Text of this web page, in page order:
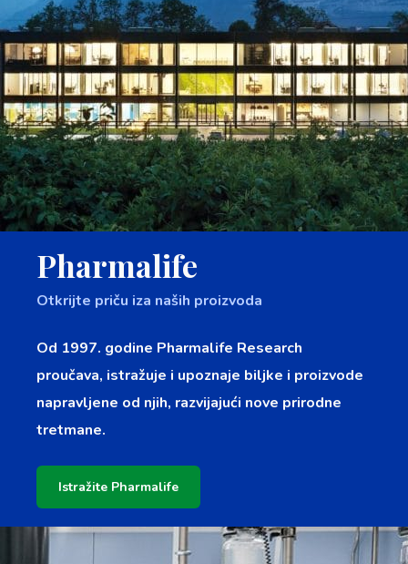
Pharmalife
Otkrijte priču iza naših proizvoda
Od 1997. godine Pharmalife Research
proučava, istražuje i upoznaje biljke i proizvode
napravljene od njih, razvijajući nove prirodne
tretmane.
Istražite Pharmalife